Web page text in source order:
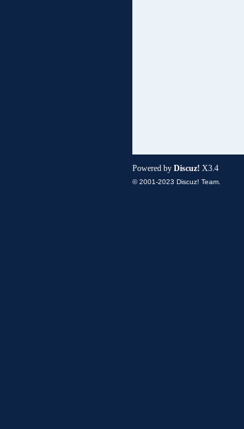
Powered by Discuz! X3.4
© 2001-2023 Discuz! Team